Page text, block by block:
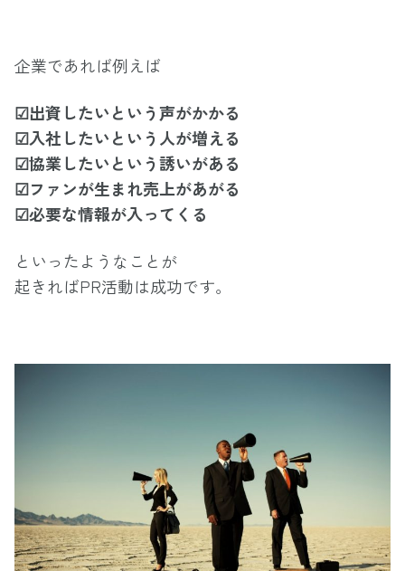
企業であれば例えば
☑出資したいという声がかかる
☑入社したいという人が増える
☑協業したいという誘いがある
☑ファンが生まれ売上があがる
☑必要な情報が入ってくる
といったようなことが
起きればPR活動は成功です。